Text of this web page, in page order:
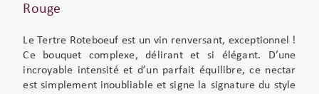
Rouge
Le Tertre Roteboeuf est un vin renversant, exceptionnel !
Ce bouquet complexe, délirant et si élégant. D’une
incroyable intensité et d’un parfait équilibre, ce nectar
est simplement inoubliable et signe la signature du style